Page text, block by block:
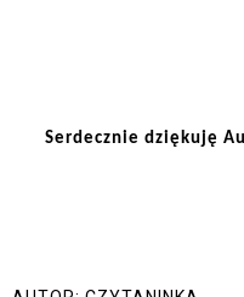
Serdecznie dziękuję